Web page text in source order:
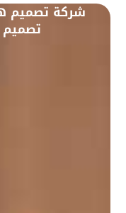
شركة تصميم هوية
تصميم